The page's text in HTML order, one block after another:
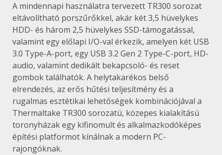
A mindennapi használatra tervezett TR300 sorozat
eltávolítható porszűrőkkel, akár két 3,5 hüvelykes
HDD- és három 2,5 hüvelykes SSD-támogatással,
valamint egy előlapi I/O-val érkezik, amelyen két USB
3.0 Type-A-port, egy USB 3.2 Gen 2 Type-C-port, HD-
audio, valamint dedikált bekapcsoló- és reset
gombok találhatók. A helytakarékos belső
elrendezés, az erős hűtési teljesítmény és a
rugalmas esztétikai lehetőségek kombinációjával a
Thermaltake TR300 sorozatú, közepes kialakítású
toronyházak egy kifinomult és alkalmazkodóképes
építési platformot kínálnak a modern PC-
rajongóknak.